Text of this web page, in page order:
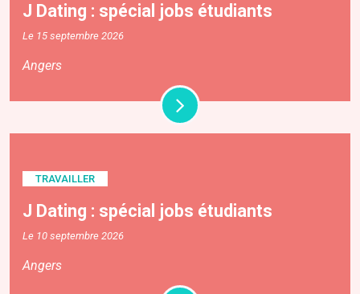
J Dating : spécial jobs étudiants
Le 15 septembre 2026
Angers
TRAVAILLER
J Dating : spécial jobs étudiants
Le 10 septembre 2026
Angers